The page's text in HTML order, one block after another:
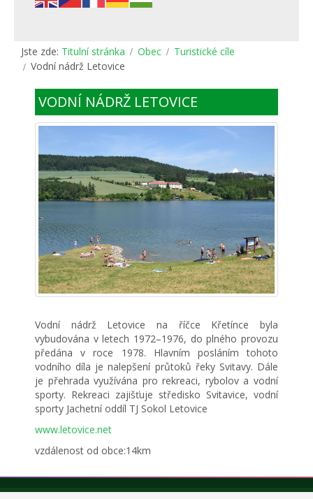
Jste zde: Titulní stránka Obec
Turistické cíle
Vodní nádrž Letovice
VODNÍ NÁDRŽ LETOVICE
Vodní nádrž Letovice na říčce Křetínce byla
vybudována v letech 1972–1976, do plného provozu
předána v roce 1978. Hlavním posláním tohoto
vodního díla je nalepšení průtoků řeky Svitavy. Dále
je přehrada využívána pro rekreaci, rybolov a vodní
sporty. Rekreaci zajišťuje středisko Svitavice, vodní
sporty Jachetní oddíl TJ Sokol Letovice
www.letovice.net
vzdálenost od obce:14km